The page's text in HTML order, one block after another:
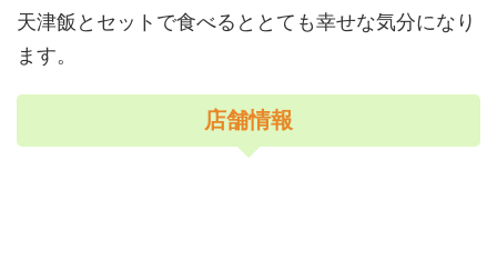
天津飯とセットで食べるととても幸せな気分になり
ます。
店舗情報